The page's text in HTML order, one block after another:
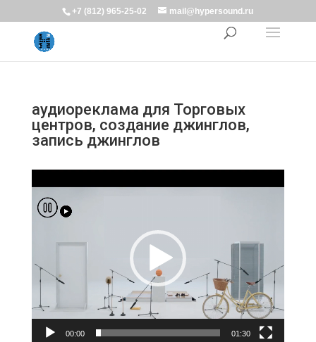
+7 (812) 965-25-02 mail@hypersound.ru
аудиореклама для Торговых
центров, создание джинглов,
запись джинглов
00:00 01:30